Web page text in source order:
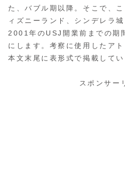
た、バブル期以降。そこで、
ィズニーランド、シンデレラ
2001年のUSJ開業前までの期
にします。考察に使用したア
本文末尾に表形式で掲載してい
スポンサー